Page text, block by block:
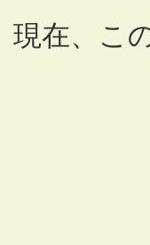
現在、こ